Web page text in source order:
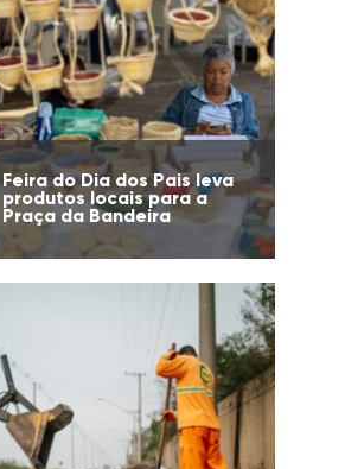
Feira do Dia dos Pais leva
produtos locais para a
Praça da Bandeira